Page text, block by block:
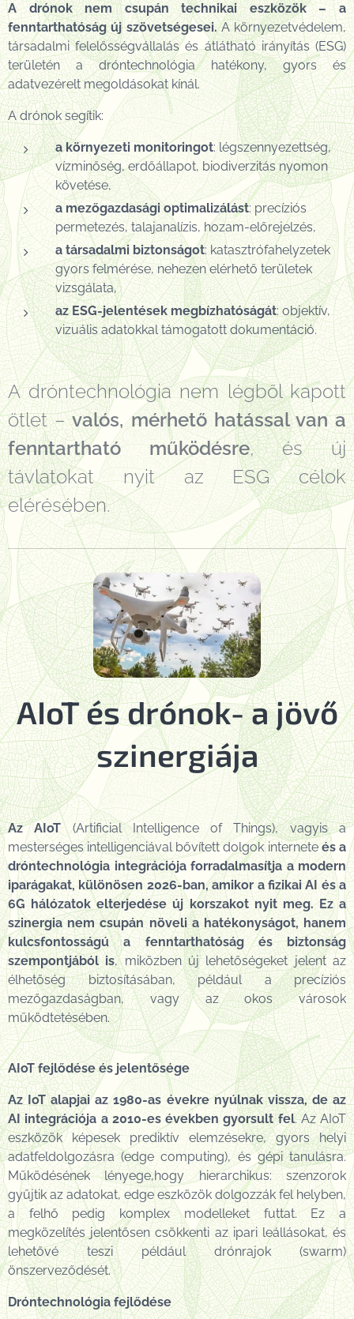
A drónok nem csupán technikai eszközök – a
fenntarthatóság új szövetségesei.A környezetvédelem,
társadalmi felelősségvállalás és átlátható irányítás (ESG)
területén a dróntechnológia hatékony, gyors és
adatvezérelt megoldásokat kínál.
A drónok segítik:
a környezeti monitoringot: légszennyezettség,
vízminőség, erdőállapot, biodiverzitás nyomon
követése,
a mezőgazdasági optimalizálást: precíziós
permetezés, talajanalízis, hozam-előrejelzés,
a társadalmi biztonságot: katasztrófahelyzetek
gyors felmérése, nehezen elérhető területek
vizsgálata,
az ESG-jelentések megbízhatóságát: objektív,
vizuális adatokkal támogatott dokumentáció.
A dróntechnológia nem légből kapott
ötlet –valós, mérhető hatással van a
fenntartható működésre, és új
távlatokat nyit az ESG célok
elérésében.
AIoT és drónok- a jövő
szinergiája
Az AIoT(Artificial Intelligence of Things), vagyis a
mesterséges intelligenciával bővített dolgok interneteés a
dróntechnológia integrációja forradalmasítja a modern
iparágakat, különösen 2026-ban, amikor a fizikai AI és a
6G hálózatok elterjedése új korszakot nyit meg. Ez a
szinergia nem csupán növeli a hatékonyságot, hanem
kulcsfontosságú a fenntarthatóság és biztonság
szempontjából is, miközben új lehetőségeket jelent az
élhetőség biztosításában, például a precíziós
mezőgazdaságban, vagy az okos városok
működtetésében.
AIoT fejlődése és jelentősége
Az IoT alapjai az 1980-as évekre nyúlnak vissza, de az
AI integrációja a 2010-es években gyorsult fel. Az AIoT
eszközök képesek prediktív elemzésekre, gyors helyi
adatfeldolgozásra (edge computing), és gépi tanulásra.
Működésének lényege,hogy hierarchikus: szenzorok
gyűjtik az adatokat, edge eszközök dolgozzák fel helyben,
a felhő pedig komplex modelleket futtat. Ez a
megközelítés jelentősen csökkenti az ipari leállásokat, és
lehetővé teszi például drónrajok (swarm)
önszerveződését.
Dróntechnológia fejlődése